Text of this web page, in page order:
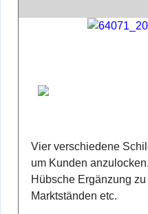
Vier verschiedene
um Kunden anzulocken.
Hübsche Ergänzung
Marktständen etc.